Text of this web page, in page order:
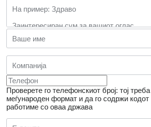
Проверете го телефонскиот број: тој
меѓународен формат и да го содржи
работиме со оваа држава